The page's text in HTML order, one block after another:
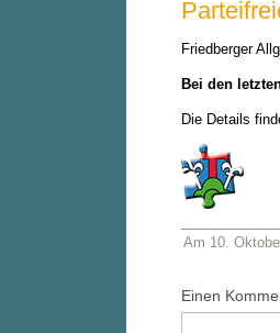
Friedberger
Bei den
Die Details
Am 10.
Einen